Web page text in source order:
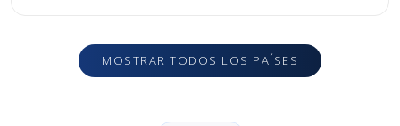
MOSTRAR TODOS LOS PAÍSES